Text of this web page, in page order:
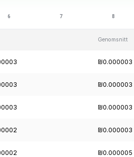
Genomsnitt
₪0.000003
₪0.000003
₪0.000003
₪0.000003
₪0.000005